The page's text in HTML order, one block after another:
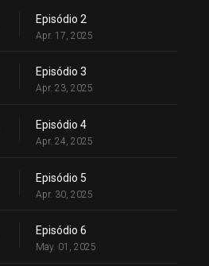
Episódio 2
Apr. 17, 2025
Episódio 3
Apr. 23, 2025
Episódio 4
Apr. 24, 2025
Episódio 5
Apr. 30, 2025
Episódio 6
May. 01, 2025